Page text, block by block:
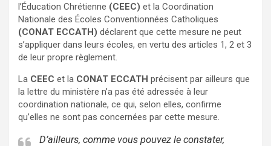
l’Éducation Chrétienne (CEEC) et la Coordination
Nationale des Écoles Conventionnées Catholiques
(CONAT ECCATH) déclarent que cette mesure ne peut
s’appliquer dans leurs écoles, en vertu des articles 1, 2 et 3
de leur propre règlement.
La CEEC et la CONAT ECCATH précisent par ailleurs que
la lettre du ministère n’a pas été adressée à leur
coordination nationale, ce qui, selon elles, confirme
qu’elles ne sont pas concernées par cette mesure.
D’ailleurs, comme vous pouvez le constater,